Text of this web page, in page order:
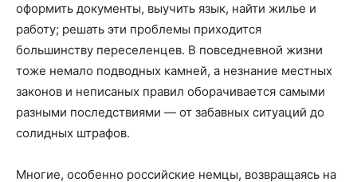
оформить документы, выучить язык, найти жилье и
работу; решать эти проблемы приходится
большинству переселенцев. В повседневной жизни
тоже немало подводных камней, а незнание местных
законов и неписаных правил оборачивается самыми
разными последствиями — от забавных ситуаций до
солидных штрафов.
Многие, особенно российские немцы, возвращаясь на